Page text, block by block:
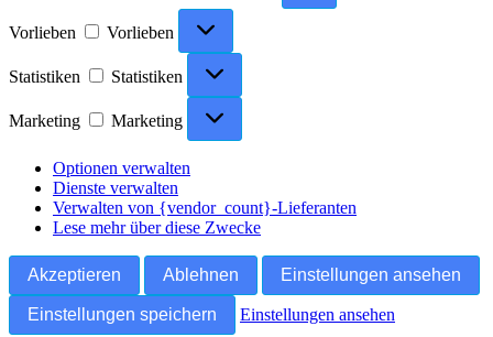
Vorlieben Vorlieben
Statistiken Statistiken
Marketing Marketing
Optionen verwalten
Dienste verwalten
Verwalten von {vendor_count}-Lieferanten
Lese mehr über diese Zwecke
Akzeptieren Ablehnen Einstellungen ansehen
Einstellungen speichern Einstellungen ansehen